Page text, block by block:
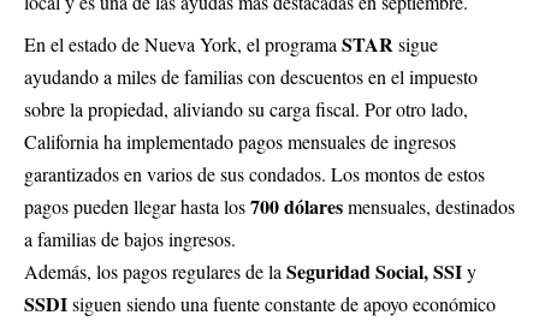
En el estado de Nueva York, el programa STAR sigue
ayudando a miles de familias con descuentos en el impuesto
sobre la propiedad, aliviando su carga fiscal. Por otro lado,
California ha implementado pagos mensuales de ingresos
garantizados en varios de sus condados. Los montos de estos
pagos pueden llegar hasta los700 dólaresmensuales, destinados
a familias de bajos ingresos.
Además, los pagos regulares de la Seguridad Social, SSIy
SSDIsiguen siendo una fuente constante de apoyo económico